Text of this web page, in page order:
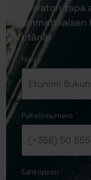
vaivaton
etänä!
Nimi *
Puhelinnumero *
Sähköposti *